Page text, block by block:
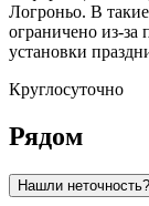
Логроньо. В
ограничено из-
установки
Круглосуточно
Рядом
Нашли неточность?